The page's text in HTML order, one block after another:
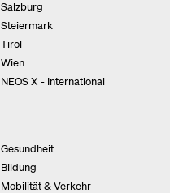
Salzburg
Steiermark
Tirol
Wien
NEOS X - International
Gesundheit
Bildung
Mobilität & Verkehr